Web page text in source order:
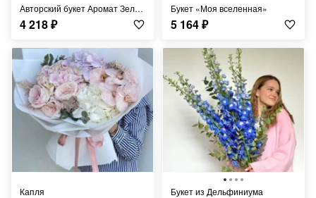
Авторский букет Аромат Зелёного лета
4 218₽
Букет «Моя вселенная»
5 164₽
Капля Букет из Дельфиниума